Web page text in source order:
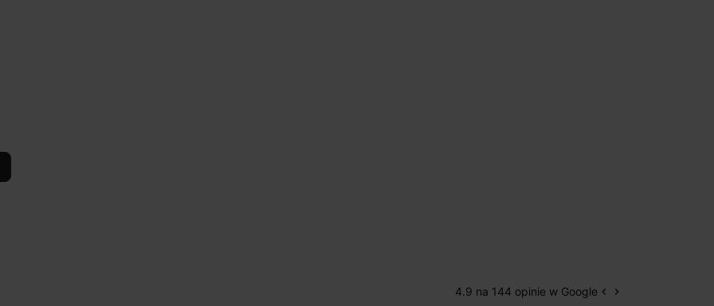
4.9 na 144 opinie w Google Poprzedni
keyboard_arrow_left Następny
keyboard_arrow_right